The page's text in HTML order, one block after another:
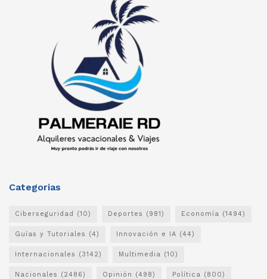
Categorias
Ciberseguridad (10) Deportes (981) Economía (1494)
Guías y Tutoriales (4) Innovación e IA (44)
Internacionales (3142) Multimedia (10)
Nacionales (2486) Opinión (498) Política (800)